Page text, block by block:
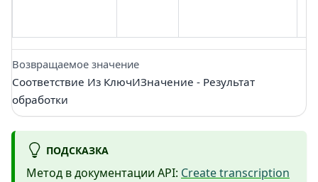
Возвращаемое значение
Соответствие Из КлючИЗначение - Результат
обработки
ПОДСКАЗКА
Метод в документации API: Create transcription